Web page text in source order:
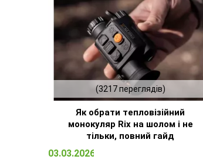
(3217 переглядів)
Як обрати тепловізійний
монокуляр Rix на шолом і не
тільки, повний гайд
03.03.2026 15:09